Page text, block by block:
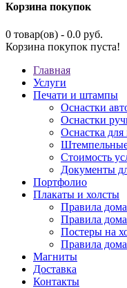
Корзина покупок
0 товар(ов) - 0.0 руб.
Корзина покупок пуста!
Главная
Услуги
Печати и штампы
Оснастки
Оснастки
Оснастка для
Стоимость
Документы
Портфолио
Плакаты и холсты
Правила
Правила
Постеры на
Правила дома
Магниты
Доставка
Контакты